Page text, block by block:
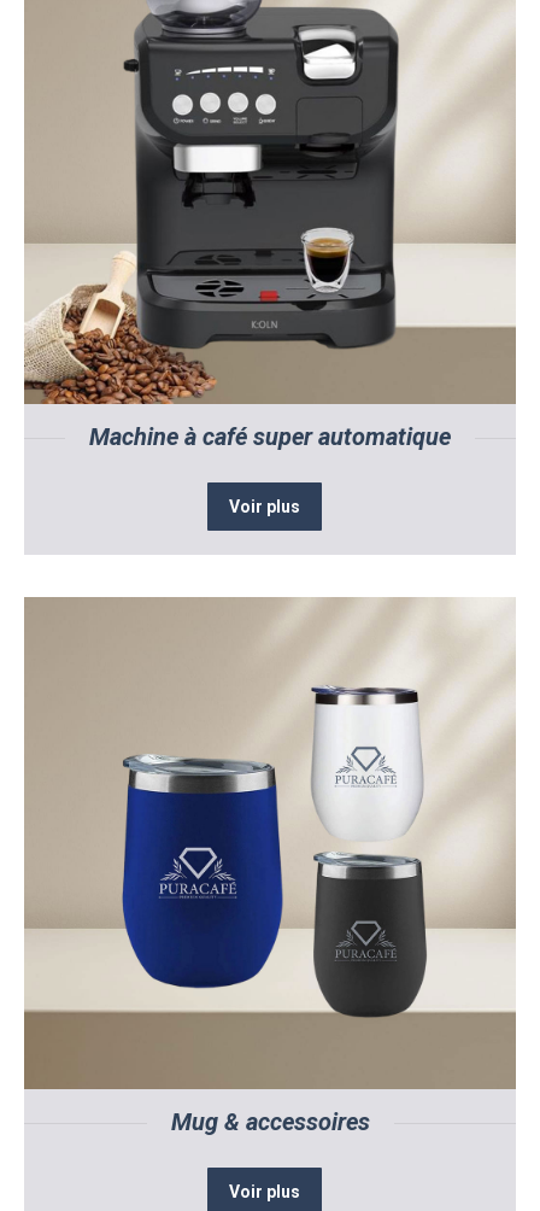
Machine à café super automatique
Voir plus
Mug & accessoires
Voir plus